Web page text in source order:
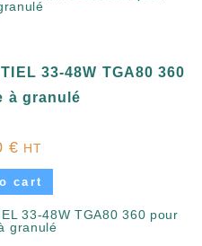
33-48W TGA80 360
à granulé
€ HT
cart